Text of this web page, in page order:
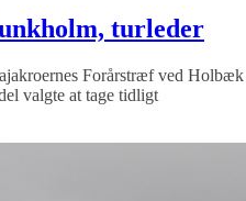
turleder
Forårstræf ved Holbæk
valgte at tage tidligt